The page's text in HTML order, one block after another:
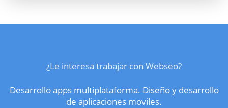
¿Le interesa trabajar con Webseo?
Desarrollo apps multiplataforma. Diseño y desarrollo
de aplicaciones moviles.